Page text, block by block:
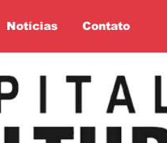
Notícias Contato